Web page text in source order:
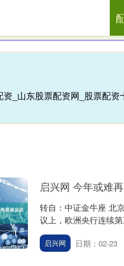
_山东股票配资网_股票配
启兴网 今年或难
转自：中证金牛座 北
议上，欧洲央行连续
启兴网 日期：02-23